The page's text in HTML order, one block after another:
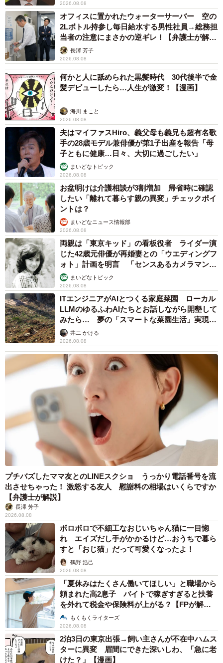
2026.08.08
オフィスに置かれたウォーターサーバー 空の
2Lボトル持参し毎日給水する男性社員→総務担
当者の注意にまさかの逆ギレ！【弁護士が解
説】長澤 芳子
2026.08.08
何かと人に舐められた黒髪時代 30代後半で金
髪デビューしたら…人生が激変！【漫画】
海川 まこと
2026.08.08
夫はマイファスHiro、義父母も義兄も超有名歌
手の28歳モデル兼俳優が第1子出産を報告「母
子ともに健康…日々、大切に過ごしたい」
まいどなトピック
2026.08.08
お盆明けは介護相談が3割増加 帰省時に確認
したい「離れて暮らす親の異変」チェックポイ
ントは？
まいどなニュース情報部
2026.08.08
両親は「東京キッド」の看板役者 ライダー演
じた42歳元俳優が再婚妻との「ウエディングフ
ォト」計画を明言 「センスあるカメラマン求
む」まいどなトピック
2026.08.08
ITエンジニアがAIとつくる家庭菜園 ローカル
LLMのゆるふわAIたちとお話しながら開墾して
みたら… 夢の「スマートな菜園生活」実現な
るか井二 かける
2026.08.08
プチバズしたママ友とのLINEスクショ うっかり電話番号を流
出させちゃった！ 激怒する友人 慰謝料の相場はいくらですか
【弁護士が解説】
長澤 芳子
2026.08.08
ボロボロで不細工なおじいちゃん猫に一目惚
れ エイズだし手がかかるけど…おうちで暮ら
すと「おじ猫」だって可愛くなったよ！
鶴野 浩己
2026.08.08
「夏休みはたくさん働いてほしい」と職場から
頼まれた高2息子 バイトで稼ぎすぎると扶養
を外れて税金や保険料が上がる？【FPが解
説】もくもくライターズ
2026.08.08
2泊3日の東京出張→飼い主さんが不在中ハムス
ターに異変 眉間にできた深いしわ、「急に老
けた？」【漫画】